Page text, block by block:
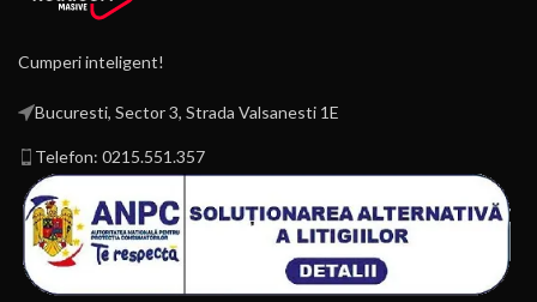
Cumperi inteligent!
Bucuresti, Sector 3, Strada Valsanesti 1E
Telefon: 0215.551.357